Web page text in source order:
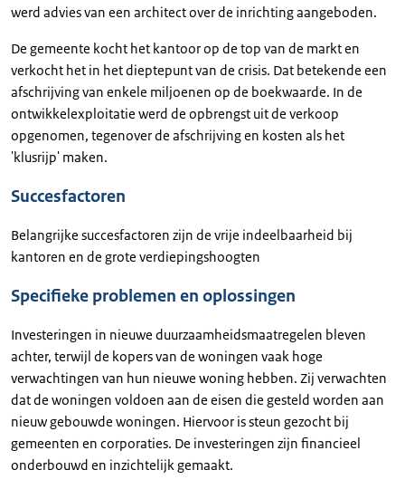
werd advies van een architect over de inrichting aangeboden.
De gemeente kocht het kantoor op de top van de markt en
verkocht het in het dieptepunt van de crisis. Dat betekende een
afschrijving van enkele miljoenen op de boekwaarde. In de
ontwikkelexploitatie werd de opbrengst uit de verkoop
opgenomen, tegenover de afschrijving en kosten als het
'klusrijp' maken.
Succesfactoren
Belangrijke succesfactoren zijn de vrije indeelbaarheid bij
kantoren en de grote verdiepingshoogten
Specifieke problemen en oplossingen
Investeringen in nieuwe duurzaamheidsmaatregelen bleven
achter, terwijl de kopers van de woningen vaak hoge
verwachtingen van hun nieuwe woning hebben. Zij verwachten
dat de woningen voldoen aan de eisen die gesteld worden aan
nieuw gebouwde woningen. Hiervoor is steun gezocht bij
gemeenten en corporaties. De investeringen zijn financieel
onderbouwd en inzichtelijk gemaakt.